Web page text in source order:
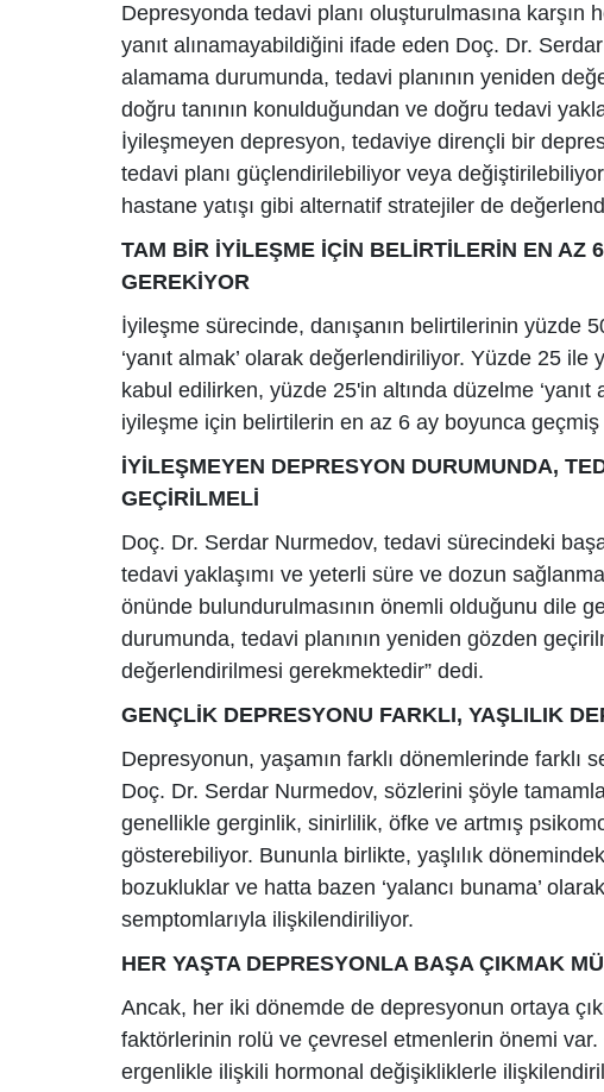
Depresyonda tedavi planı oluşturulmasına karşın
yanıt alınamayabildiğini ifade eden Doç. Dr.
alamama durumunda, tedavi planının yeniden
doğru tanının konulduğundan ve doğru tedavi
İyileşmeyen depresyon, tedaviye dirençli bir
tedavi planı güçlendirilebiliyor veya
hastane yatışı gibi alternatif stratejiler de
TAM BİR İYİLEŞME İÇİN BELİRTİLERİN EN AZ
GEREKİYOR
İyileşme sürecinde, danışanın belirtilerinin yüzde
‘yanıt almak’ olarak değerlendiriliyor. Yüzde 25 ile
kabul edilirken, yüzde 25'in altında düzelme ‘yanıt
iyileşme için belirtilerin en az 6 ay boyunca geçmiş
İYİLEŞMEYEN DEPRESYON DURUMUNDA,
GEÇİRİLMELİ
Doç. Dr. Serdar Nurmedov, tedavi sürecindeki
tedavi yaklaşımı ve yeterli süre ve dozun
önünde bulundurulmasının önemli olduğunu dile
durumunda, tedavi planının yeniden gözden
değerlendirilmesi gerekmektedir” dedi.
GENÇLİK DEPRESYONU FARKLI, YAŞLILIK
Depresyonun, yaşamın farklı dönemlerinde farklı
Doç. Dr. Serdar Nurmedov, sözlerini şöyle
genellikle gerginlik, sinirlilik, öfke ve artmış
gösterebiliyor. Bununla birlikte, yaşlılık
bozukluklar ve hatta bazen ‘yalancı bunama’
semptomlarıyla ilişkilendiriliyor.
HER YAŞTA DEPRESYONLA BAŞA ÇIKMAK
Ancak, her iki dönemde de depresyonun ortaya
faktörlerinin rolü ve çevresel etmenlerin önemi
ergenlikle ilişkili hormonal değişikliklerle